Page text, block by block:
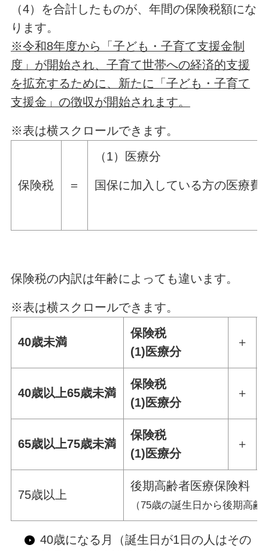
（4）を合計したものが、年間の保険税額にな
ります。
※令和8年度から「子ども・子育て支援金制
度」が開始され、子育て世帯への経済的支援
を拡充するために、新たに「子ども・子育て
支援金」の徴収が開始されます。
※表は横スクロールできます。
保険税 ＝
（1）医療分
国保に加入している方の医療
保険税の内訳は年齢によっても違います。
※表は横スクロールできます。
40歳未満
保険税
(1)医療分
＋
40歳以上65歳未満
保険税
(1)医療分
＋
65歳以上75歳未満
保険税
(1)医療分
＋
75歳以上
後期高齢者医療保険料
（75歳の誕生日から後期高
40歳になる月（誕生日が1日の人はその